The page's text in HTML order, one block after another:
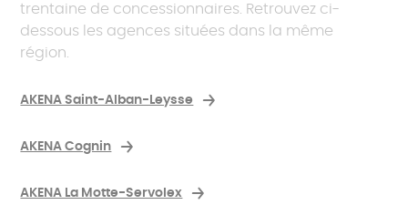
trentaine de concessionnaires. Retrouvez ci-
dessous les agences situées dans la même
région.
AKENA Saint-Alban-Leysse
AKENA Cognin
AKENA La Motte-Servolex